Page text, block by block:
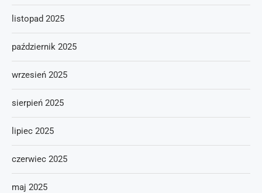
listopad 2025
październik 2025
wrzesień 2025
sierpień 2025
lipiec 2025
czerwiec 2025
maj 2025